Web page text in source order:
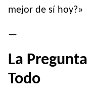
mejor de sí hoy?»
—
La
Todo